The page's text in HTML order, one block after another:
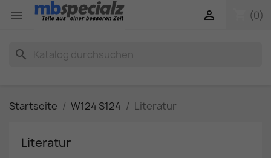
 (0)

search
Startseite W124 S124 Literatur
Literatur